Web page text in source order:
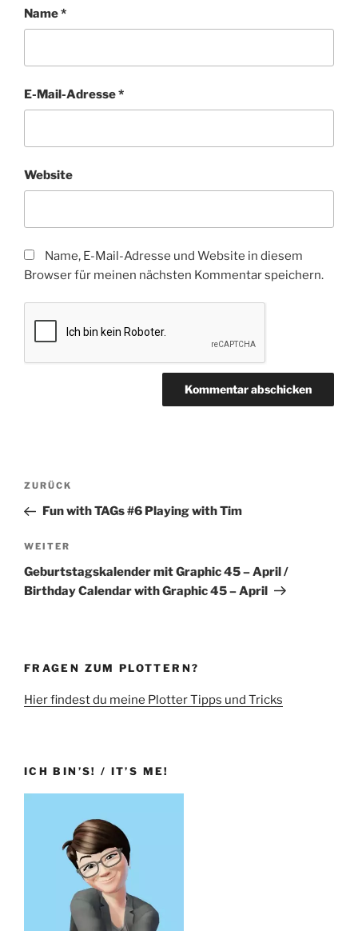
Name*
E-Mail-Adresse*
Website
Name, E-Mail-Adresse und Website in diesem
Browser für meinen nächsten Kommentar speichern.
Beitragsnavigation
Vorheriger
Beitrag
ZURÜCK
Fun with TAGs #6 Playing with Tim
Nächster
Beitrag
WEITER
Geburtstagskalender mit Graphic 45 – April /
Birthday Calendar with Graphic 45 – April
FRAGEN ZUM PLOTTERN?
Hier findest du meine Plotter Tipps und Tricks
ICH BIN’S! / IT’S ME!